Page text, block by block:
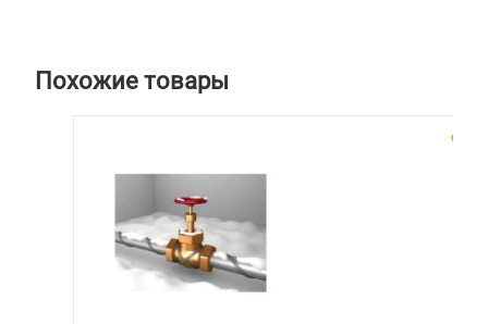
Похожие товары